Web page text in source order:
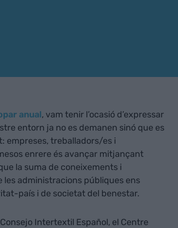
anual, vam tenir l’ocasió d’expressar
entorn ja no es demanen sinó que es
empreses, treballadors/es i
enrere és avançar mitjançant
la suma de coneixements i
les administracions públiques ens
país i de societat del benestar.
Intertextil Español, el Centre